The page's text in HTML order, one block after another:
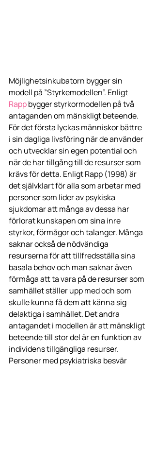
Möjlighetsinkubatorn bygger sin
modell på ”Styrkemodellen”. Enligt
Rapp bygger styrkormodellen på två
antaganden om mänskligt beteende.
För det första lyckas människor bättre
i sin dagliga livsföring när de använder
och utvecklar sin egen potential och
när de har tillgång till de resurser som
krävs för detta. Enligt Rapp (1998) är
det självklart för alla som arbetar med
personer som lider av psykiska
sjukdomar att många av dessa har
förlorat kunskapen om sina inre
styrkor, förmågor och talanger. Många
saknar också de nödvändiga
resurserna för att tillfredsställa sina
basala behov och man saknar även
förmåga att ta vara på de resurser som
samhället ställer upp med och som
skulle kunna få dem att känna sig
delaktiga i samhället. Det andra
antagandet i modellen är att mänskligt
beteende till stor del är en funktion av
individens tillgängliga resurser.
Personer med psykiatriska besvär